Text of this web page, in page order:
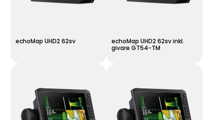
echoMap UHD2 62sv
echoMap UHD2 62sv inkl.
givare GT54-TM